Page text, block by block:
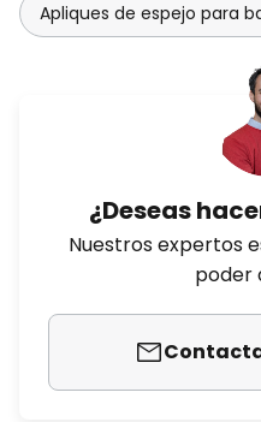
Apliques de espejo para
¿Deseas
Nuestros expertos
poder